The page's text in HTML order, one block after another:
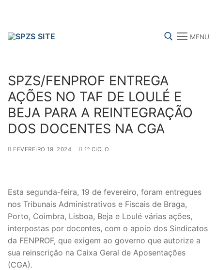
MENU
FENPROF CGTP-IN FRENTE COMUM
Search
sindicalização
Notícias
Legislação
Sectores
SPZS/FENPROF ENTREGA
AÇÕES NO TAF DE LOULÉ E
BEJA PARA A REINTEGRAÇÃO
DOS DOCENTES NA CGA
FEVEREIRO 19, 2024 1º CICLO
Esta segunda-feira, 19 de fevereiro, foram entregues
nos Tribunais Administrativos e Fiscais de Braga,
Porto, Coimbra, Lisboa, Beja e Loulé várias ações,
interpostas por docentes, com o apoio dos Sindicatos
da FENPROF, que exigem ao governo que autorize a
sua reinscrição na Caixa Geral de Aposentações
(CGA).